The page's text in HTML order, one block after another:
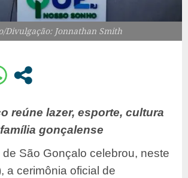
Divulgação: Jonnathan Smith
reúne lazer, esporte, cultura
gonçalense
São Gonçalo celebrou, neste
a cerimônia oficial de